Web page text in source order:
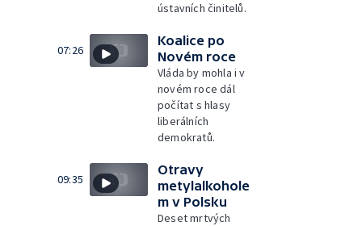
ústavních činitelů.
07:26
Koalice po
Novém roce
Vláda by mohla i v
novém roce dál
počítat s hlasy
liberálních
demokratů.
09:35
Otravy
metylalkohole
m v Polsku
Deset mrtvých